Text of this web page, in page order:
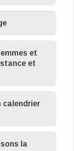
et
et
calendrier
la